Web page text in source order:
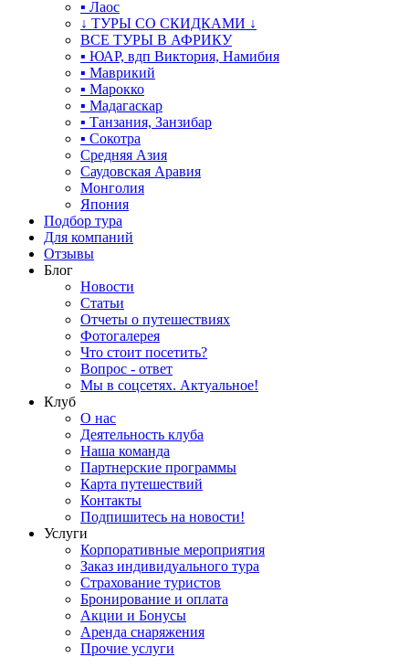
▪ Лаос
↓ ТУРЫ СО СКИДКАМИ ↓
ВСЕ ТУРЫ В АФРИКУ
▪ ЮАР, вдп Виктория, Намибия
▪ Маврикий
▪ Марокко
▪ Мадагаскар
▪ Танзания, Занзибар
▪ Сокотра
Средняя Азия
Саудовская Аравия
Монголия
Япония
Подбор тура
Для компаний
Отзывы
Блог
Новости
Статьи
Отчеты о путешествиях
Фотогалерея
Что стоит посетить?
Вопрос - ответ
Мы в соцсетях. Актуальное!
Клуб
О нас
Деятельность клуба
Наша команда
Партнерские программы
Карта путешествий
Контакты
Подпишитесь на новости!
Услуги
Корпоративные мероприятия
Заказ индивидуального тура
Страхование туристов
Бронирование и оплата
Акции и Бонусы
Аренда снаряжения
Прочие услуги